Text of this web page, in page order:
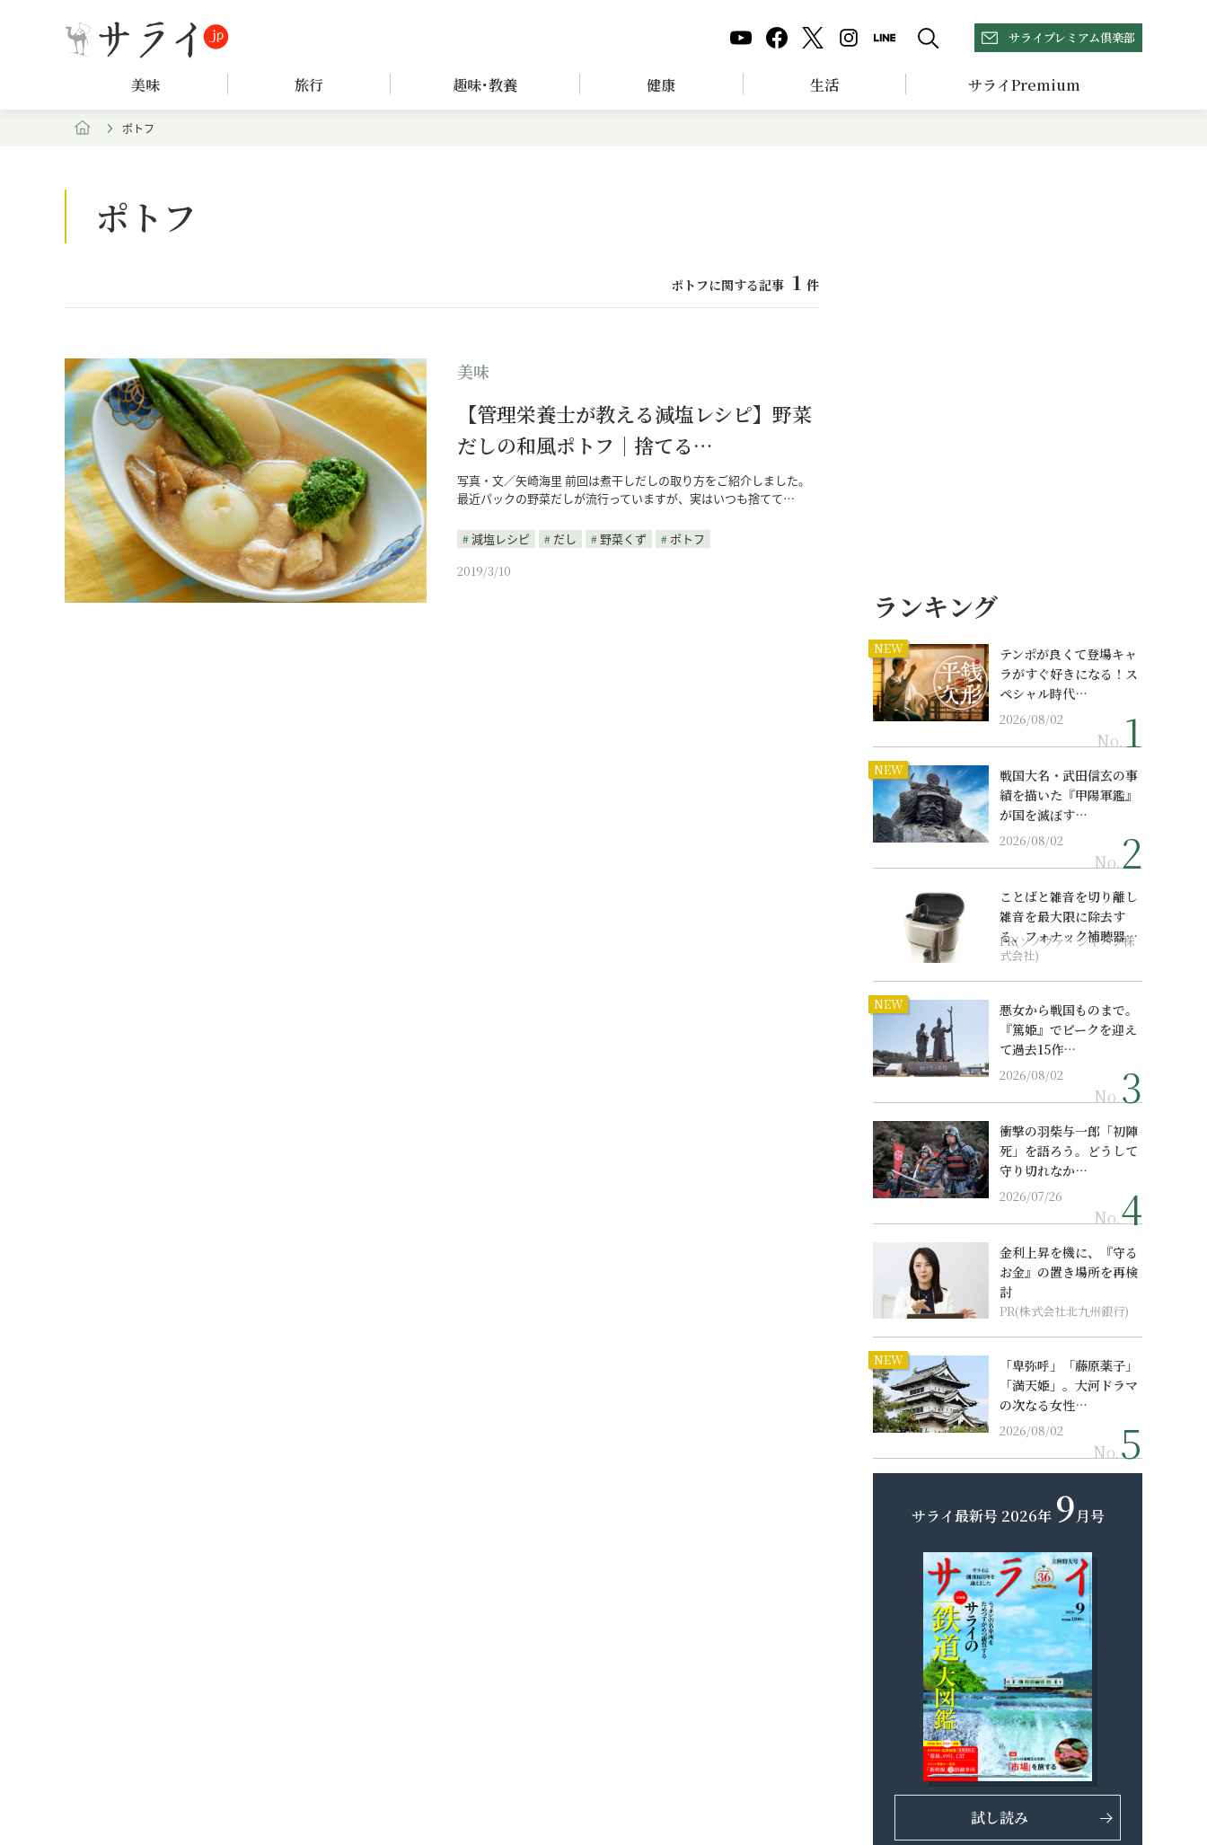
サライプレミアム倶楽部
美味 旅行 趣味･教養 健康 生活 サライPremium
ポトフ
ポトフ
ポトフに関する記事 1 件
美味
【管理栄養士が教える減塩レシピ】野菜
だしの和風ポトフ｜捨てる…
写真・文／矢崎海里 前回は煮干しだしの取り方をご紹介しました。
最近パックの野菜だしが流行っていますが、実はいつも捨てて…
減塩レシピ だし 野菜くず
ポトフ
2019/3/10
ランキング
NEW
テンポが良くて登場キャ
ラがすぐ好きになる！ス
ペシャル時代…
2026/08/02
No.
NEW
戦国大名・武田信玄の事
績を描いた『甲陽軍鑑』
が国を滅ぼす…
2026/08/02
No.
ことばと雑音を切り離し
雑音を最大限に除去す
る、フォナック補聴器の
最上位モデル
PR(ソノヴァ・ジャパン株
式会社)
NEW
悪女から戦国ものまで。
『篤姫』でピークを迎え
て過去15作…
2026/08/02
No.
衝撃の羽柴与一郎「初陣
死」を語ろう。どうして
守り切れなか…
2026/07/26
No.
金利上昇を機に、『守る
お金』の置き場所を再検
討
PR(株式会社北九州銀行)
NEW
「卑弥呼」「藤原薬子」
「満天姫」。大河ドラマ
の次なる女性…
2026/08/02
No.
サライ最新号 2026年 9月号
試し読み